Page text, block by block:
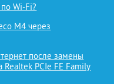
по Wi-Fi?
M4 через
после замены
Realtek PCIe FE Family